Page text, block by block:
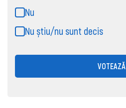
Nu
Nu știu/nu sunt decis
VOTEAZĂ